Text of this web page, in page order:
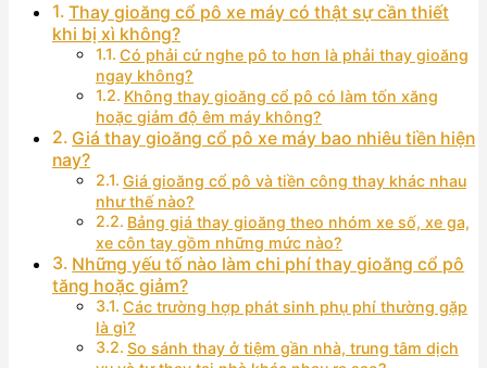
Thay gioăng cổ pô xe máy có thật sự cần thiết
khi bị xì không?
Có phải cứ nghe pô to hơn là phải thay gioăng
ngay không?
Không thay gioăng cổ pô có làm tốn xăng
hoặc giảm độ êm máy không?
Giá thay gioăng cổ pô xe máy bao nhiêu tiền hiện
nay?
Giá gioăng cổ pô và tiền công thay khác nhau
như thế nào?
Bảng giá thay gioăng theo nhóm xe số, xe ga,
xe côn tay gồm những mức nào?
Những yếu tố nào làm chi phí thay gioăng cổ pô
tăng hoặc giảm?
Các trường hợp phát sinh phụ phí thường gặp
là gì?
So sánh thay ở tiệm gần nhà, trung tâm dịch